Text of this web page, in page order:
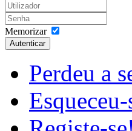
Memorizar
Autenticar
Perdeu a